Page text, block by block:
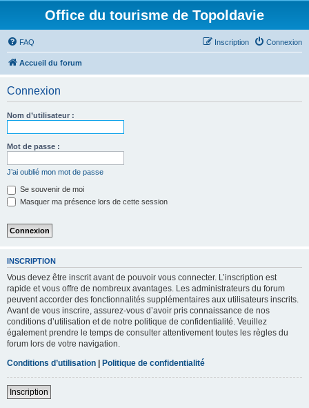
Office du tourisme de Topoldavie
FAQ Connexion
Inscription
Accueil du forum
Connexion
Nom d’utilisateur :
Mot de passe :
J’ai oublié mon mot de passe
Se souvenir de moi
Masquer ma présence lors de cette session
INSCRIPTION
Vous devez être inscrit avant de pouvoir vous connecter. L’inscription est
rapide et vous offre de nombreux avantages. Les administrateurs du forum
peuvent accorder des fonctionnalités supplémentaires aux utilisateurs inscrits.
Avant de vous inscrire, assurez-vous d’avoir pris connaissance de nos
conditions d’utilisation et de notre politique de confidentialité. Veuillez
également prendre le temps de consulter attentivement toutes les règles du
forum lors de votre navigation.
Conditions d’utilisation | Politique de confidentialité
Inscription